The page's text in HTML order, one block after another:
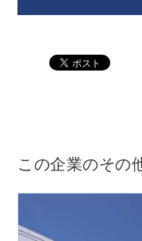
この企業のその